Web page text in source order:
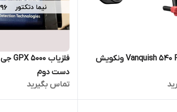
فلزیاب Vanquish 540 Pro ونکویش
دست دوم
تماس بگیرید